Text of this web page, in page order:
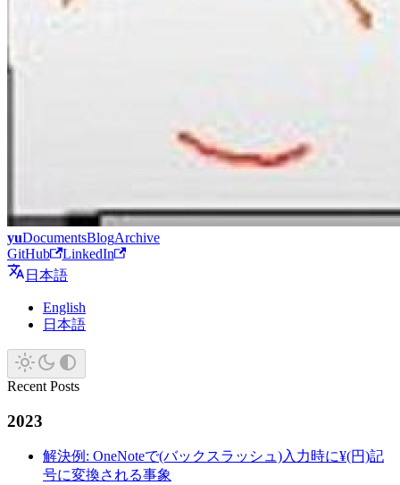
yuDocumentsBlogArchive
GitHub
LinkedIn
日本語
English
日本語
Recent Posts
2023
解決例: OneNoteで(バックスラッシュ)入力時に¥(円)記
号に変換される事象